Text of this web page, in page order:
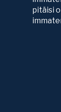
pitäisi